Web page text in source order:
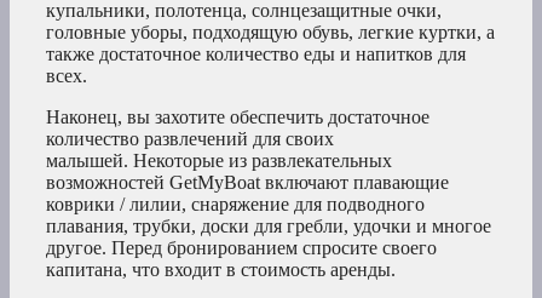
купальники, полотенца, солнцезащитные очки,
головные уборы, подходящую обувь, легкие куртки, а
также достаточное количество еды и напитков для
всех.
Наконец, вы захотите обеспечить достаточное
количество развлечений для своих
малышей. Некоторые из развлекательных
возможностей GetMyBoat включают плавающие
коврики / лилии, снаряжение для подводного
плавания, трубки, доски для гребли, удочки и многое
другое. Перед бронированием спросите своего
капитана, что входит в стоимость аренды.